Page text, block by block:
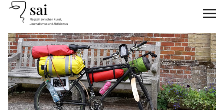
sai
Unterstützen
Klimagerechtigkeit
Antirassismus